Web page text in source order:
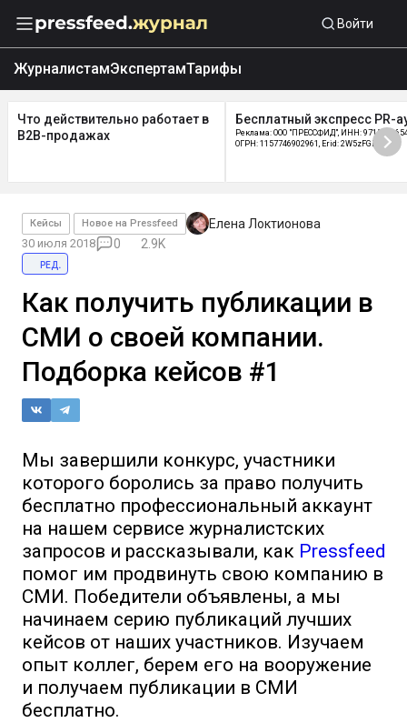
Войти
ЖурналистамЭкспертамТарифы
Что действительно работает в
B2B-продажах
Бесплатный экспресс PR-
Реклама: ООО "ПРЕССФИД", ИНН:
ОГРН: 1157746902961, Erid: 2W5zFGDycPz
Кейсы Новое на Pressfeed Елена Локтионова
30 июля 2018 0
2.9K
ред.
Как получить публикации в
СМИ о своей компании.
Подборка кейсов #1
Мы завершили конкурс, участники
которого боролись за право получить
бесплатно профессиональный аккаунт
на нашем сервисе журналистских
запросов и рассказывали, как Pressfeed
помог им продвинуть свою компанию в
СМИ. Победители объявлены, а мы
начинаем серию публикаций лучших
кейсов от наших участников. Изучаем
опыт коллег, берем его на вооружение
и получаем публикации в СМИ
бесплатно.